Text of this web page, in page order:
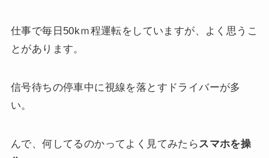
仕事で毎日50kｍ程運転をしていますが、よく思うこ
とがあります。
信号待ちの停車中に視線を落とすドライバーが多
い。
んで、何してるのかってよく見てみたらスマホを操